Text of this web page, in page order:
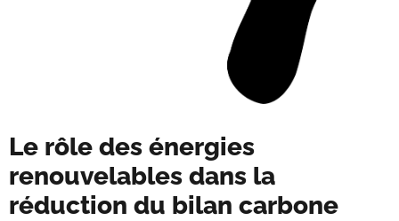
Le rôle des énergies
renouvelables dans la
réduction du bilan carbone